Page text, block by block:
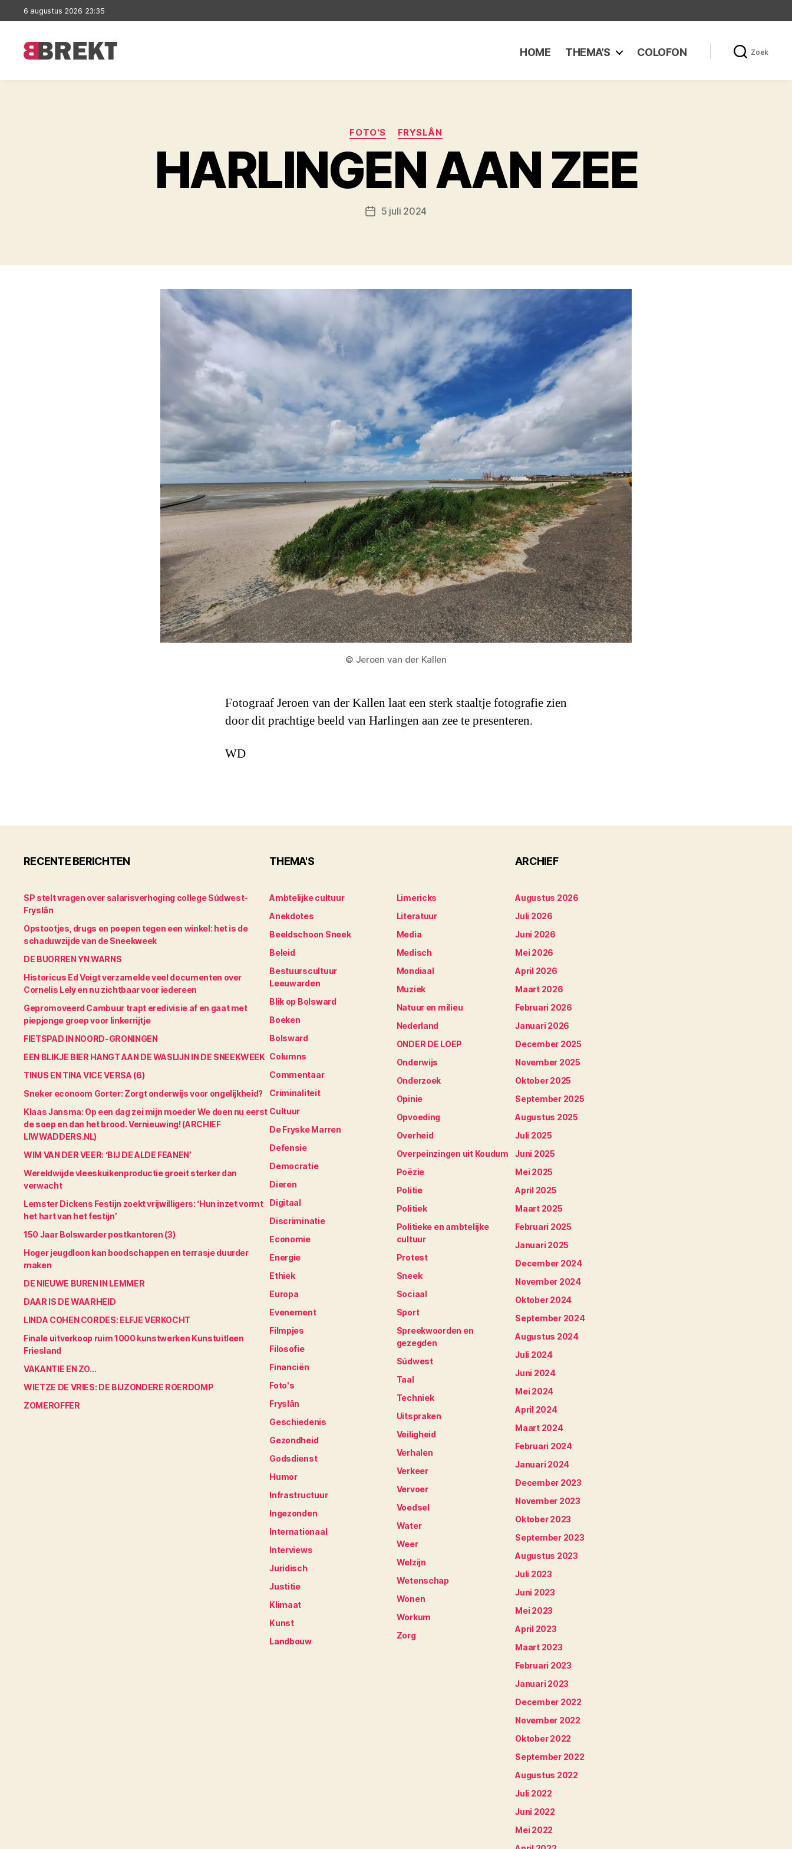
6 augustus 2026 23:35
HOME THEMA’S COLOFON Zoek
Categorieën
FOTO'S FRYSLÂN
HARLINGEN AAN ZEE
Berichtdatum
5 juli 2024
© Jeroen van der Kallen
Fotograaf Jeroen van der Kallen laat een sterk staaltje fotografie zien
door dit prachtige beeld van Harlingen aan zee te presenteren.
WD
RECENTE BERICHTEN
SP stelt vragen over salarisverhoging college Súdwest-
Fryslân
Opstootjes, drugs en poepen tegen een winkel: het is de
schaduwzijde van de Sneekweek
DE BUORREN YN WARNS
Historicus Ed Voigt verzamelde veel documenten over
Cornelis Lely en nu zichtbaar voor iedereen
Gepromoveerd Cambuur trapt eredivisie af en gaat met
piepjonge groep voor linkerrijtje
FIETSPAD IN NOORD-GRONINGEN
EEN BLIKJE BIER HANGT AAN DE WASLIJN IN DE SNEEKWEEK
TINUS EN TINA VICE VERSA (6)
Sneker econoom Gorter: Zorgt onderwijs voor ongelijkheid?
Klaas Jansma: Op een dag zei mijn moeder We doen nu eerst
de soep en dan het brood. Vernieuwing! (ARCHIEF
LIWWADDERS.NL)
WIM VAN DER VEER: ‘BIJ DE ALDE FEANEN’
Wereldwijde vleeskuikenproductie groeit sterker dan
verwacht
Lemster Dickens Festijn zoekt vrijwilligers: ‘Hun inzet vormt
het hart van het festijn’
150 Jaar Bolswarder postkantoren (3)
Hoger jeugdloon kan boodschappen en terrasje duurder
maken
DE NIEUWE BUREN IN LEMMER
DAAR IS DE WAARHEID
LINDA COHEN CORDES: ELFJE VERKOCHT
Finale uitverkoop ruim 1000 kunstwerken Kunstuitleen
Friesland
VAKANTIE EN ZO…
WIETZE DE VRIES: DE BIJZONDERE ROERDOMP
ZOMEROFFER
THEMA'S
Ambtelijke cultuur
Anekdotes
Beeldschoon Sneek
Beleid
Bestuurscultuur
Leeuwarden
Blik op Bolsward
Boeken
Bolsward
Columns
Commentaar
Criminaliteit
Cultuur
De Fryske Marren
Defensie
Democratie
Dieren
Digitaal
Discriminatie
Economie
Energie
Ethiek
Europa
Evenement
Filmpjes
Filosofie
Financiën
Foto's
Fryslân
Geschiedenis
Gezondheid
Godsdienst
Humor
Infrastructuur
Ingezonden
Internationaal
Interviews
Juridisch
Justitie
Klimaat
Kunst
Landbouw
Limericks
Literatuur
Media
Medisch
Mondiaal
Muziek
Natuur en milieu
Nederland
ONDER DE LOEP
Onderwijs
Onderzoek
Opinie
Opvoeding
Overheid
Overpeinzingen uit Koudum
Poëzie
Politie
Politiek
Politieke en ambtelijke
cultuur
Protest
Sneek
Sociaal
Sport
Spreekwoorden en
gezegden
Súdwest
Taal
Techniek
Uitspraken
Veiligheid
Verhalen
Verkeer
Vervoer
Voedsel
Water
Weer
Welzijn
Wetenschap
Wonen
Workum
Zorg
ARCHIEF
Augustus 2026
Juli 2026
Juni 2026
Mei 2026
April 2026
Maart 2026
Februari 2026
Januari 2026
December 2025
November 2025
Oktober 2025
September 2025
Augustus 2025
Juli 2025
Juni 2025
Mei 2025
April 2025
Maart 2025
Februari 2025
Januari 2025
December 2024
November 2024
Oktober 2024
September 2024
Augustus 2024
Juli 2024
Juni 2024
Mei 2024
April 2024
Maart 2024
Februari 2024
Januari 2024
December 2023
November 2023
Oktober 2023
September 2023
Augustus 2023
Juli 2023
Juni 2023
Mei 2023
April 2023
Maart 2023
Februari 2023
Januari 2023
December 2022
November 2022
Oktober 2022
September 2022
Augustus 2022
Juli 2022
Juni 2022
Mei 2022